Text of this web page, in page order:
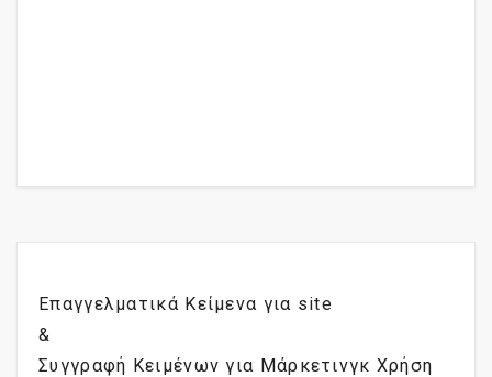
Επαγγελματικά Κείμενα για site
&
Συγγραφή Κειμένων για Μάρκετινγκ Χρήση